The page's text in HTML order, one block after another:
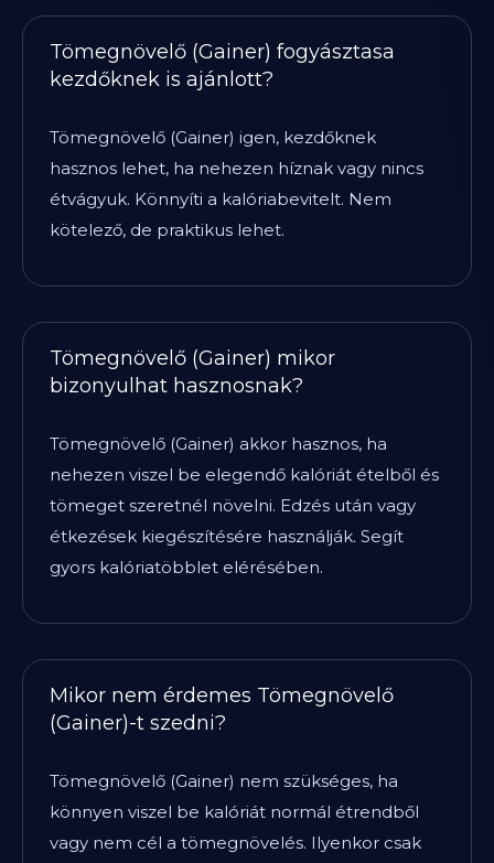
Tömegnövelő (Gainer) fogyásztasa
kezdőknek is ajánlott?
Tömegnövelő (Gainer) igen, kezdőknek
hasznos lehet, ha nehezen híznak vagy nincs
étvágyuk. Könnyíti a kalóriabevitelt. Nem
kötelező, de praktikus lehet.
Tömegnövelő (Gainer) mikor
bizonyulhat hasznosnak?
Tömegnövelő (Gainer) akkor hasznos, ha
nehezen viszel be elegendő kalóriát ételből és
tömeget szeretnél növelni. Edzés után vagy
étkezések kiegészítésére használják. Segít
gyors kalóriatöbblet elérésében.
Mikor nem érdemes Tömegnövelő
(Gainer)-t szedni?
Tömegnövelő (Gainer) nem szükséges, ha
könnyen viszel be kalóriát normál étrendből
vagy nem cél a tömegnövelés. Ilyenkor csak